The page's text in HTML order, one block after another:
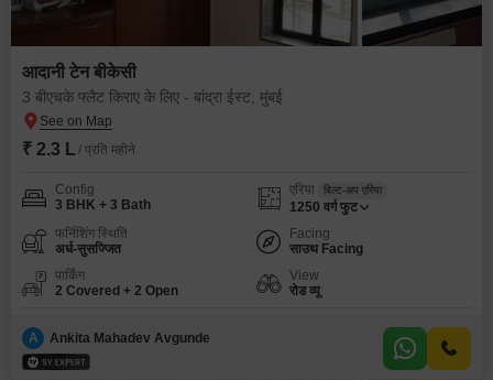
आदानी टेन बीकेसी
3 बीएचके फ्लैट किराए के लिए - बांद्रा ईस्ट, मुंबई
₹ 2.3 L / प्रति महीने
Config
3 BHK + 3 Bath
एरिया बिल्ट-अप एरिया
1250 वर्ग फुट
फर्निशिंग स्थिति
अर्ध-सुसज्जित
Facing
साउथ Facing
पार्किंग
2 Covered + 2 Open
View
रोड व्यू
A Ankita Mahadev Avgunde